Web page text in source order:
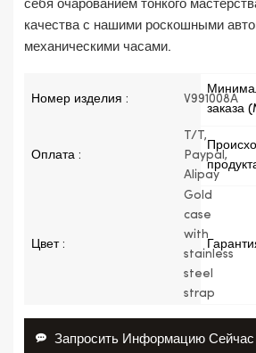
себя очарованием тонкого
качества с нашими роскошными
механическими часами.
Номер изделия : V991008A
заказа
Оплата :
T/T,
Paypal,
Alipay
Цвет :
Gold
case
with
stainless
steel
strap
Запросить Информацию Сейчас